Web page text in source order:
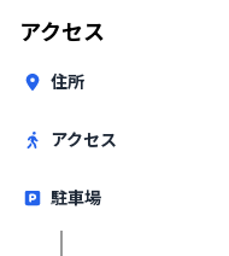
アクセス
住所
アクセス
駐車場